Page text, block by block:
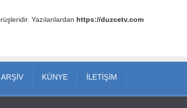
Yazılanlardan https://duzcetv.com
ARŞİV KÜNYE İLETİŞİM